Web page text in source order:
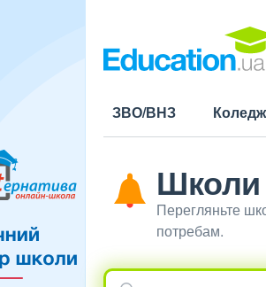
ЗВО/ВНЗ
Школи
Перегляньте
потребам.